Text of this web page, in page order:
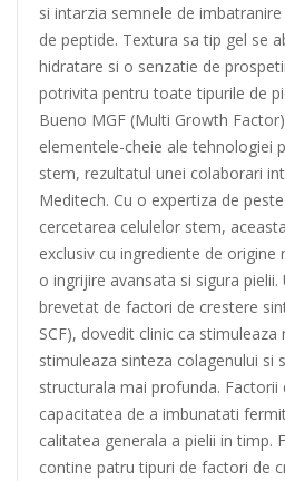
si intarzia semnele de
de peptide. Textura sa tip gel se
hidratare si o senzatie de
potrivita pentru toate tipurile de
Bueno MGF (Multi Growth
elementele-cheie ale tehnologiei
stem, rezultatul unei colaborari
Meditech. Cu o expertiza de
cercetarea celulelor stem,
exclusiv cu ingrediente de
o ingrijire avansata si sigura
brevetat de factori de crestere
SCF), dovedit clinic ca
stimuleaza sinteza colagenului si
structurala mai profunda. Factorii
capacitatea de a imbunatati
calitatea generala a pielii in timp.
contine patru tipuri de factori de